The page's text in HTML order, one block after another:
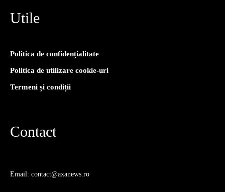
Utile
Politica de confidențialitate
Politica de utilizare cookie-uri
Termeni și condiții
Contact
Email: contact@axanews.ro